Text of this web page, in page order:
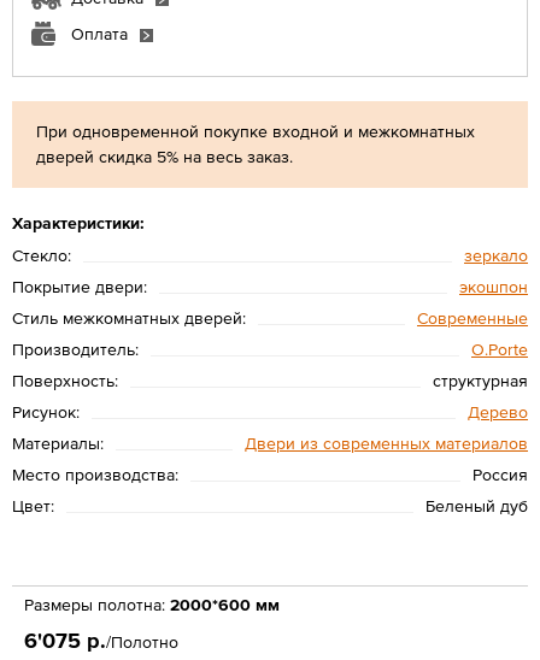
При одновременной покупке входной и межкомнатных
дверей скидка 5% на весь заказ.
Характеристики:
Стекло:
зеркало
Покрытие двери:
экошпон
Стиль межкомнатных дверей:
Современные
Производитель:
O.Porte
Поверхность:
структурная
Рисунок:
Дерево
Материалы:
Двери из современных материалов
Место производства:
Россия
Цвет:
Беленый дуб
Оплата
Размеры полотна: 2000*600 мм
6'075 р./Полотно